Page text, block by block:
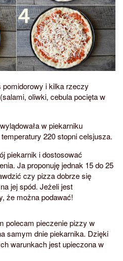
pomidorowy i kilka rzeczy
oliwki, cebula pocięta w
w piekarniku
220 stopni celsjusza.
piekarnik i dostosować
Ja proponuję jednak 15 do 25
czy pizza dobrze się
jej spód. Jeżeli jest
że można podawać!
polecam pieczenie pizzy w
samym dnie piekarnika. Dzięki
warunkach jest upieczona w